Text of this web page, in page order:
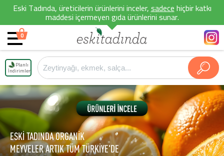
Eski Tadında, üreticilerin ürünlerini inceler,sadecehiçbir katkı
maddesi içermeyen gıda ürünlerini sunar.
0
Planlı
İndirimler
ESKİ TADINDA ORGANİK
MEYVELER ARTIK TÜM TÜRKİYE'DE